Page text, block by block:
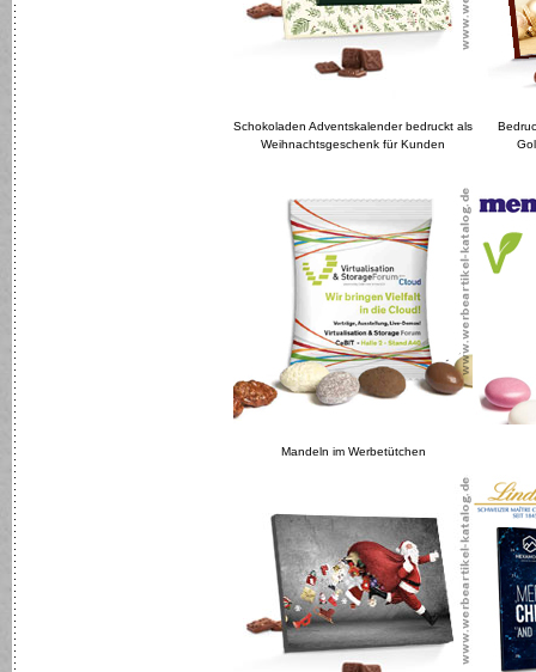
Schokoladen Adventskalender bedruckt als
Weihnachtsgeschenk für Kunden
Mandeln im Werbetütchen